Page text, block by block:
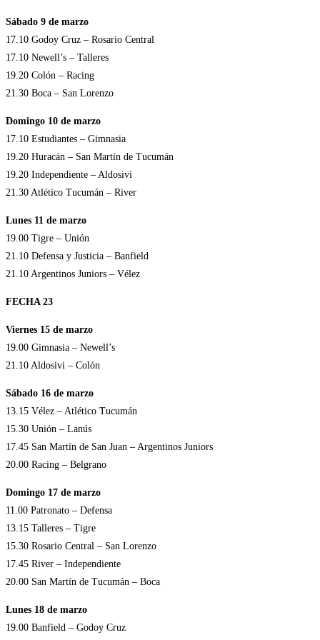
Sábado 9 de marzo
17.10 Godoy Cruz – Rosario Central
17.10 Newell’s – Talleres
19.20 Colón – Racing
21.30 Boca – San Lorenzo
Domingo 10 de marzo
17.10 Estudiantes – Gimnasia
19.20 Huracán – San Martín de Tucumán
19.20 Independiente – Aldosivi
21.30 Atlético Tucumán – River
Lunes 11 de marzo
19.00 Tigre – Unión
21.10 Defensa y Justicia – Banfield
21.10 Argentinos Juniors – Vélez
FECHA 23
Viernes 15 de marzo
19.00 Gimnasia – Newell’s
21.10 Aldosivi – Colón
Sábado 16 de marzo
13.15 Vélez – Atlético Tucumán
15.30 Unión – Lanús
17.45 San Martín de San Juan – Argentinos Juniors
20.00 Racing – Belgrano
Domingo 17 de marzo
11.00 Patronato – Defensa
13.15 Talleres – Tigre
15.30 Rosario Central – San Lorenzo
17.45 River – Independiente
20.00 San Martín de Tucumán – Boca
Lunes 18 de marzo
19.00 Banfield – Godoy Cruz